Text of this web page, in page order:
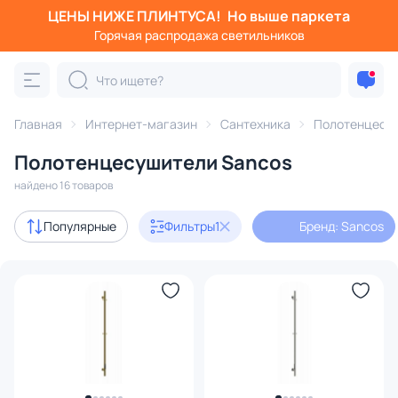
ЦЕНЫ НИЖЕ ПЛИНТУСА! Но выше паркета
Горячая распродажа светильников
Главная Интернет-магазин Сантехника
Полотенцесушители Sancos
найдено 16 товаров
Популярные Фильтры1 Бренд: Sancos
Фильтры
Категория:
водяной электрический с боковым подключением
В наличии 15